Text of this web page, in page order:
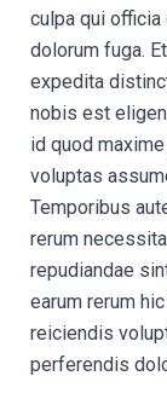
culpa qui
dolorum fuga.
expedita
nobis est
id quod
voluptas
Temporibus
rerum
repudiandae
earum rerum
reiciendis
perferendis